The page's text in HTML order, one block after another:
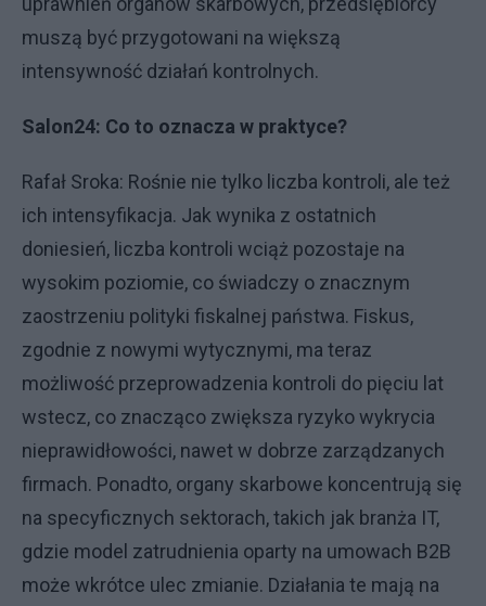
muszą być przygotowani na większą
intensywność działań kontrolnych.
Salon24: Co to oznacza w praktyce?
Rafał Sroka: Rośnie nie tylko liczba kontroli, ale też
ich intensyfikacja. Jak wynika z ostatnich
doniesień, liczba kontroli wciąż pozostaje na
wysokim poziomie, co świadczy o znacznym
zaostrzeniu polityki fiskalnej państwa. Fiskus,
zgodnie z nowymi wytycznymi, ma teraz
możliwość przeprowadzenia kontroli do pięciu lat
wstecz, co znacząco zwiększa ryzyko wykrycia
nieprawidłowości, nawet w dobrze zarządzanych
firmach. Ponadto, organy skarbowe koncentrują się
na specyficznych sektorach, takich jak branża IT,
gdzie model zatrudnienia oparty na umowach B2B
może wkrótce ulec zmianie. Działania te mają na